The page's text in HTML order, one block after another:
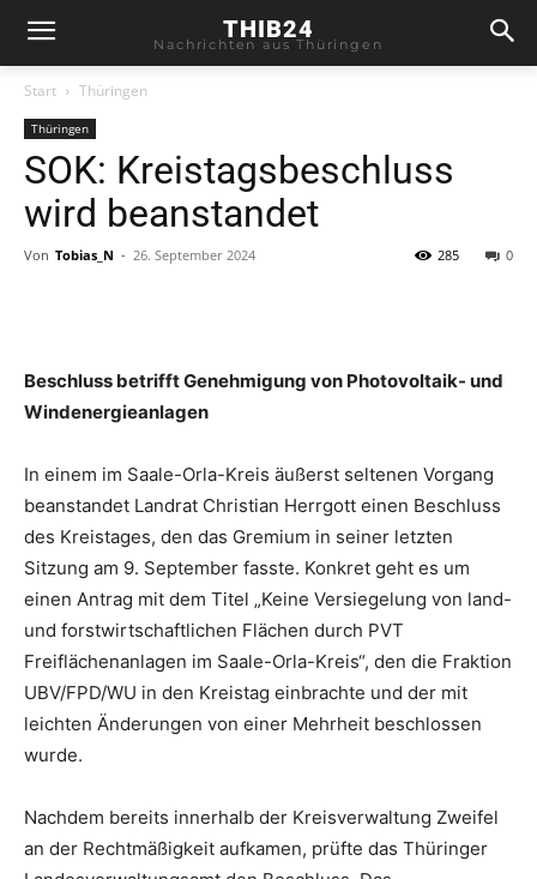
THIB24
Nachrichten aus Thüringen
Start Thüringen
Thüringen
SOK: Kreistagsbeschluss
wird beanstandet
Von Tobias_N - 26. September 2024 0
285
Beschluss betrifft Genehmigung von Photovoltaik- und
Windenergieanlagen
In einem im Saale-Orla-Kreis äußerst seltenen Vorgang
beanstandet Landrat Christian Herrgott einen Beschluss
des Kreistages, den das Gremium in seiner letzten
Sitzung am 9. September fasste. Konkret geht es um
einen Antrag mit dem Titel „Keine Versiegelung von land-
und forstwirtschaftlichen Flächen durch PVT
Freiflächenanlagen im Saale-Orla-Kreis“, den die Fraktion
UBV/FPD/WU in den Kreistag einbrachte und der mit
leichten Änderungen von einer Mehrheit beschlossen
wurde.
Nachdem bereits innerhalb der Kreisverwaltung Zweifel
an der Rechtmäßigkeit aufkamen, prüfte das Thüringer